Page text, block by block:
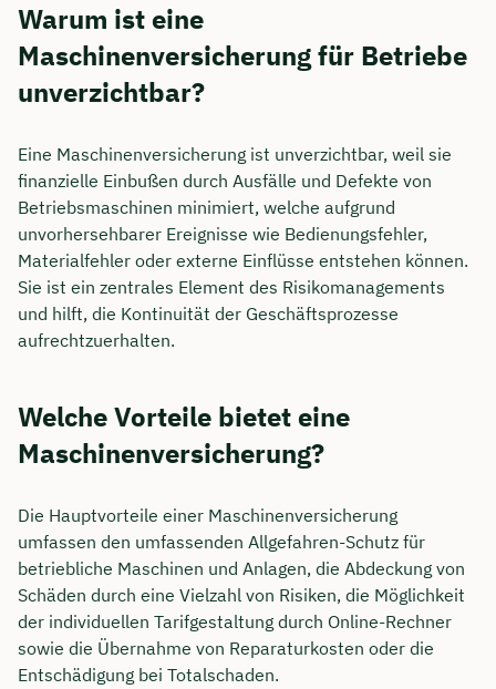
Warum ist eine
Maschinenversicherung für Betriebe
unverzichtbar?
Eine Maschinenversicherung ist unverzichtbar, weil sie
finanzielle Einbußen durch Ausfälle und Defekte von
Betriebsmaschinen minimiert, welche aufgrund
unvorhersehbarer Ereignisse wie Bedienungsfehler,
Materialfehler oder externe Einflüsse entstehen können.
Sie ist ein zentrales Element des Risikomanagements
und hilft, die Kontinuität der Geschäftsprozesse
aufrechtzuerhalten.
Welche Vorteile bietet eine
Maschinenversicherung?
Die Hauptvorteile einer Maschinenversicherung
umfassen den umfassenden Allgefahren-Schutz für
betriebliche Maschinen und Anlagen, die Abdeckung von
Schäden durch eine Vielzahl von Risiken, die Möglichkeit
der individuellen Tarifgestaltung durch Online-Rechner
sowie die Übernahme von Reparaturkosten oder die
Entschädigung bei Totalschaden.